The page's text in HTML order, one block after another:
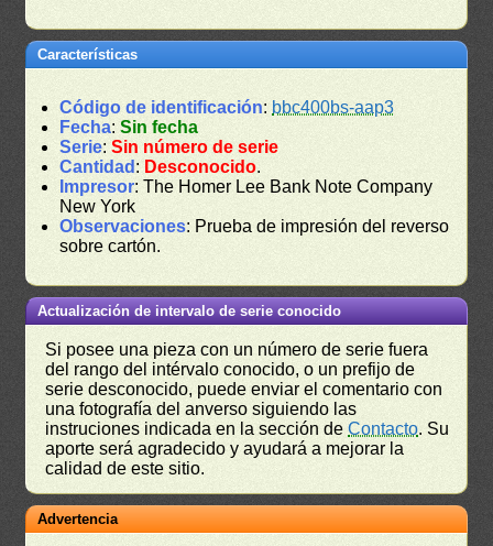
Características
Código de identificación: bbc400bs-aap3
Fecha:Sin fecha
Serie:Sin número de serie
Cantidad : Desconocido.
Impresor: The Homer Lee Bank Note Company
New York
Observaciones: Prueba de impresión del reverso
sobre cartón.
Actualización de intervalo de serie conocido
Si posee una pieza con un número de serie fuera
del rango del intérvalo conocido, o un prefijo de
serie desconocido, puede enviar el comentario con
una fotografía del anverso siguiendo las
instruciones indicada en la sección deContacto. Su
aporte será agradecido y ayudará a mejorar la
calidad de este sitio.
Advertencia